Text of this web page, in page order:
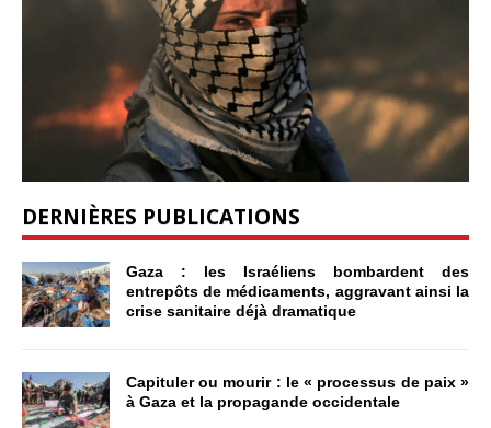
DERNIÈRES PUBLICATIONS
Gaza : les Israéliens bombardent des
entrepôts de médicaments, aggravant ainsi la
crise sanitaire déjà dramatique
Capituler ou mourir : le « processus de paix »
à Gaza et la propagande occidentale